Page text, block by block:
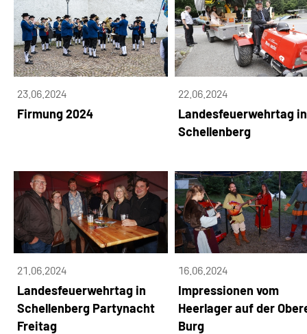
23.06.2024
Firmung 2024
22.06.2024
Landesfeuerwehrtag in
Schellenberg
21.06.2024
Landesfeuerwehrtag in
Schellenberg Partynacht
Freitag
16.06.2024
Impressionen vom
Heerlager auf der
Burg